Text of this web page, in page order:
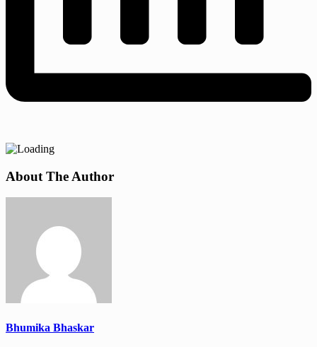
About The Author
Bhumika Bhaskar